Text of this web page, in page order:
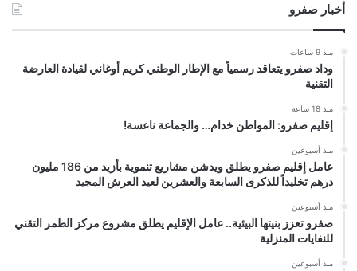
أخبار صفرو
منذ 9 ساعات
وداد صفرو يتعاقد رسمياً مع الإطار الوطني كريم أوغاني لقيادة العارضة
التقنية
منذ 18 ساعة
إقليم صفرو: المواطن خدام… والجماعة ناعسة!
منذ أسبوعين
عامل إقليم صفرو يطلق ويدشن مشاريع تنموية بأزيد من 186 مليون
درهم تخليداً للذكرى السابعة والعشرين لعيد العرش المجيد
منذ أسبوعين
صفرو تعزز بنيتها البيئية.. عامل الإقليم يطلق مشروع مركز الطمر التقني
للنفايات المنزلية
منذ أسبوعين